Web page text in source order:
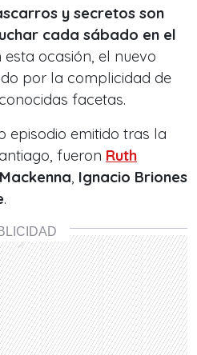
y secretos son
cada sábado en el
esta ocasión, el nuevo
por la complicidad de
facetas.
episodio emitido tras la
fueron Ruth
, Ignacio Briones
.